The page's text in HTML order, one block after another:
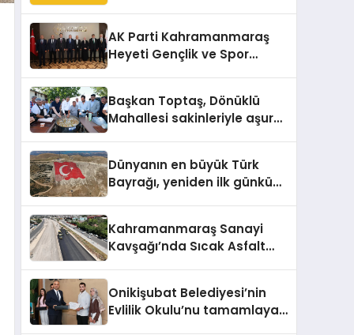
AK Parti Kahramanmaraş
Heyeti Gençlik ve Spor
Başkan Toptaş, Dönüklü
Mahallesi sakinleriyle aşure
Dünyanın en büyük Türk
Bayrağı, yeniden ilk günkü
Kahramanmaraş Sanayi
Kavşağı’nda Sıcak Asfalt
Onikişubat Belediyesi’nin
Evlilik Okulu’nu tamamlayan